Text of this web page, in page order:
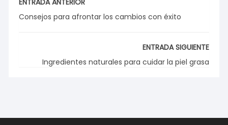
ENTRADA ANTERIOR
Consejos para afrontar los cambios con éxito
ENTRADA SIGUIENTE
Ingredientes naturales para cuidar la piel grasa